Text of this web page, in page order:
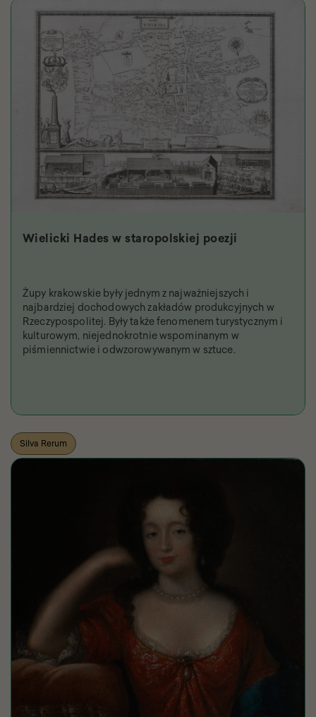
Wielicki Hades w staropolskiej poezji
Żupy krakowskie były jednym z najważniejszych i
najbardziej dochodowych zakładów produkcyjnych w
Rzeczypospolitej. Były także fenomenem turystycznym i
kulturowym, niejednokrotnie wspominanym w
piśmiennictwie i odwzorowywanym w sztuce.
Silva Rerum